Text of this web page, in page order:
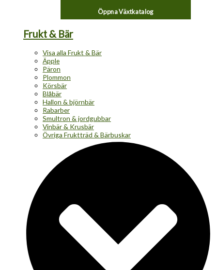
Öppna Växtkatalog
Frukt & Bär
Visa alla Frukt & Bär
Äpple
Päron
Plommon
Körsbär
Blåbär
Hallon & björnbär
Rabarber
Smultron & jordgubbar
Vinbär & Krusbär
Övriga Fruktträd & Bärbuskar